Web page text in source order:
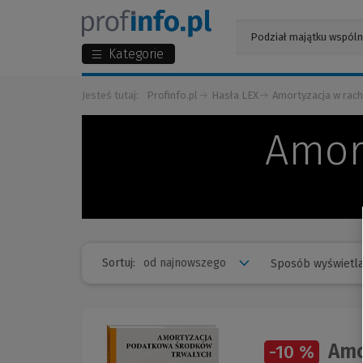
Kategorie
Jesteś tutaj: Profinfo.pl Hasła LEX Amortyzacja w
Sortuj: Sposób
-10 %